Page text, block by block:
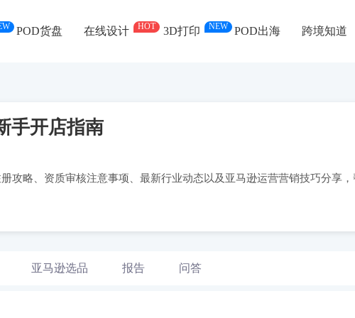
POD货盘 在线设计 HOT 3D打印 NEW POD出海 跨境知道
手开店指南
攻略、资质审核注意事项、最新行业动态以及亚马逊运营营销技巧分享
亚马逊选品 报告 问答